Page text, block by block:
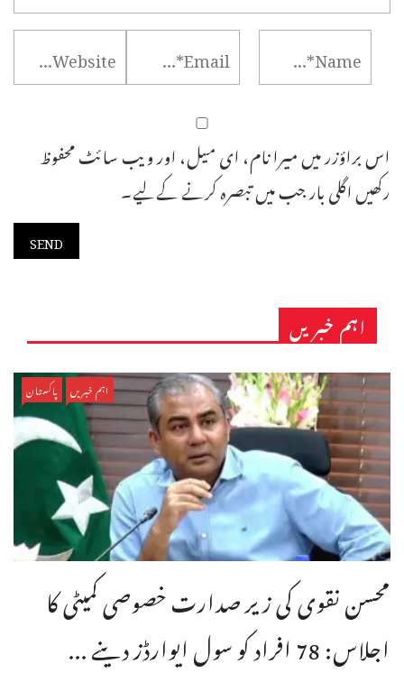
اس براؤزر میں میرا نام، ای میل، اور ویب سائٹ محفوظ
رکھیں اگلی بار جب میں تبصرہ کرنے کےلیے۔
اہم خبریں
اہم خبریں پاکستان
محسن نقوی کی زیر صدارت خصوصی کمیٹی کا
اجلاس: 78 افراد کو سول ایوارڈز دینے ...